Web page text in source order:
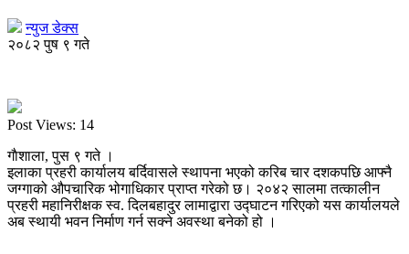
न्युज डेक्स
२०८२ पुष ९ गते
Post Views: 14
गाैशाला, पुस ९ गते ।
इलाका प्रहरी कार्यालय बर्दिवासले स्थापना भएको करिब चार दशकपछि आफ्नै
जग्गाको औपचारिक भोगाधिकार प्राप्त गरेको छ। २०४२ सालमा तत्कालीन
प्रहरी महानिरीक्षक स्व. दिलबहादुर लामाद्वारा उद्घाटन गरिएको यस कार्यालयले
अब स्थायी भवन निर्माण गर्न सक्ने अवस्था बनेको हो ।